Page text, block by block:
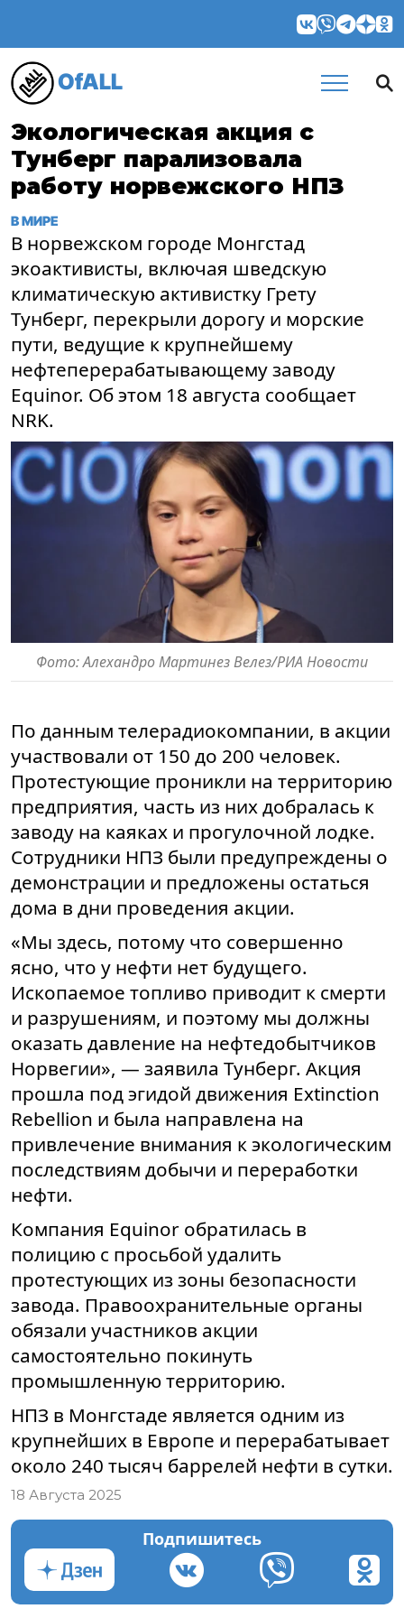
OfALL
Экологическая акция с
Тунберг парализовала
работу норвежского НПЗ
В МИРЕ
В норвежском городе Монгстад
экоактивисты, включая шведскую
климатическую активистку Грету
Тунберг, перекрыли дорогу и морские
пути, ведущие к крупнейшему
нефтеперерабатывающему заводу
Equinor. Об этом 18 августа сообщает
NRK.
Фото: Алехандро Мартинез Велез/РИА Новости
По данным телерадиокомпании, в акции
участвовали от 150 до 200 человек.
Протестующие проникли на территорию
предприятия, часть из них добралась к
заводу на каяках и прогулочной лодке.
Сотрудники НПЗ были предупреждены о
демонстрации и предложены остаться
дома в дни проведения акции.
«Мы здесь, потому что совершенно
ясно, что у нефти нет будущего.
Ископаемое топливо приводит к смерти
и разрушениям, и поэтому мы должны
оказать давление на нефтедобытчиков
Норвегии», — заявила Тунберг. Акция
прошла под эгидой движения Extinction
Rebellion и была направлена на
привлечение внимания к экологическим
последствиям добычи и переработки
нефти.
Компания Equinor обратилась в
полицию с просьбой удалить
протестующих из зоны безопасности
завода. Правоохранительные органы
обязали участников акции
самостоятельно покинуть
промышленную территорию.
НПЗ в Монгстаде является одним из
крупнейших в Европе и перерабатывает
около 240 тысяч баррелей нефти в сутки.
18 Августа 2025
Подпишитесь